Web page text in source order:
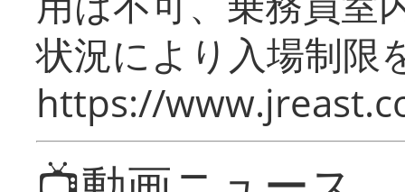
状況により入場制限
https://